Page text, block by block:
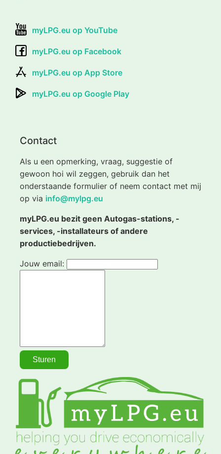
myLPG.eu op YouTube
myLPG.eu op Facebook
myLPG.eu op App Store
myLPG.eu op Google Play
Contact
Als u een opmerking, vraag, suggestie of
gewoon hoi wil zeggen, gebruik dan het
onderstaande formulier of neem contact met mij
op via info@mylpg.eu
myLPG.eu bezit geen Autogas-stations, -
services, -installateurs of andere
productiebedrijven.
Jouw email: